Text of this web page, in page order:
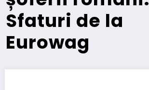
Sfaturi de la
Eurowag